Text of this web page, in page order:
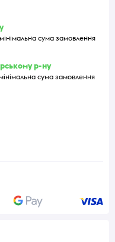
сума замовлення
р-ну
сума замовлення